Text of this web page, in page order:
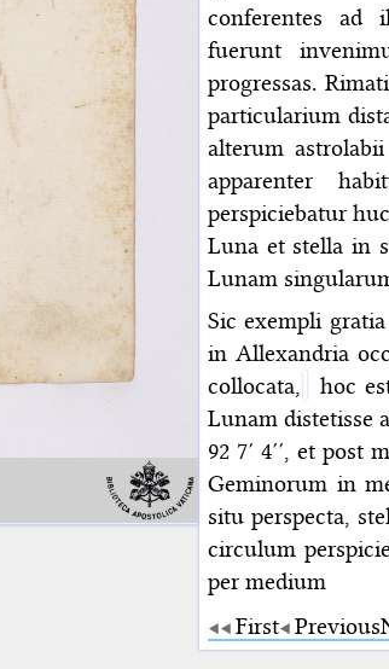
conferentes ad
fuerunt
progressas.
particularium
alterum
apparenter
perspiciebatur
Luna et stella in
Lunam
Sic exempli
in Allexandria
collocata,
hoc
Lunam distetisse
92 7′ 4′′, et
Geminorum in
situ perspecta,
circulum
per medium
First Previous